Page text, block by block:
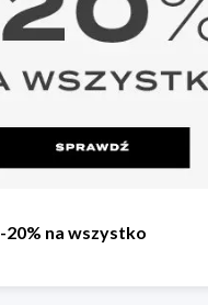
-20% na wszystko